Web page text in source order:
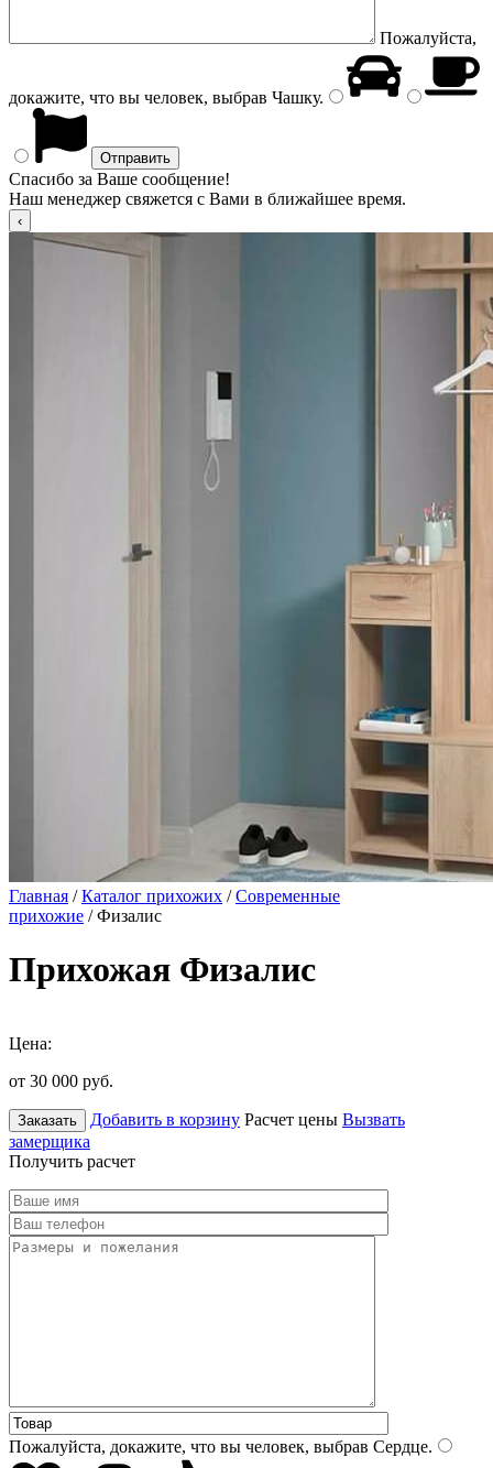
Пожалуйста,
докажите, что вы человек, выбрав Чашку.
Спасибо за Ваше сообщение!
Наш менеджер свяжется с Вами в ближайшее время.
Главная /Каталог прихожих /Современные
прихожие / Физалис
Прихожая Физалис
Цена:
от 30 000 руб.
Заказать Добавить в корзину Расчет цены Вызвать
замерщика
Получить расчет
Пожалуйста, докажите, что вы человек, выбрав Сердце.